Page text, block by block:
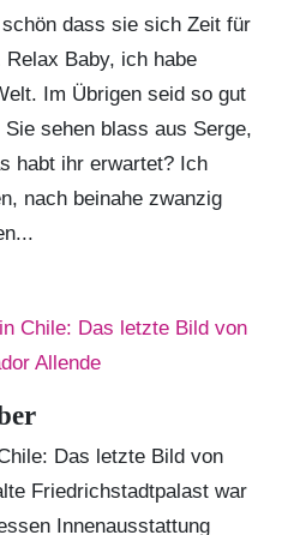
dass sie sich Zeit für
Relax Baby, ich habe
Im Übrigen seid so gut
sehen blass aus Serge,
habt ihr erwartet? Ich
nach beinahe zwanzig
Das letzte Bild von
Friedrichstadtpalast war
Innenausstattung